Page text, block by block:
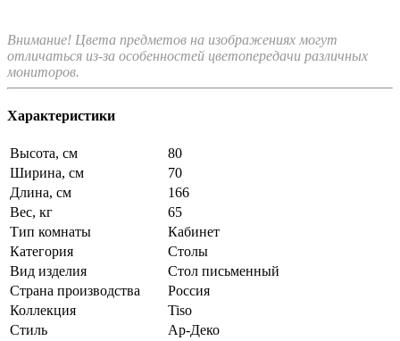
Внимание! Цвета предметов на изображениях могут
отличаться из-за особенностей цветопередачи различных
мониторов.
Характеристики
Высота, см
80
Ширина, см
70
Длина, см
166
Вес, кг
65
Тип комнаты
Кабинет
Категория
Столы
Вид изделия
Стол письменный
Страна производства
Россия
Коллекция
Tiso
Стиль
Ар-Деко